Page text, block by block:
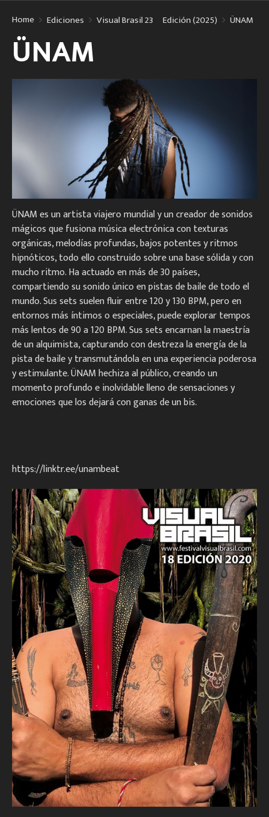
Home Ediciones Visual Brasil 23º Edición (2025) ÜNAM
ÜNAM
ÜNAM es un artista viajero mundial y un creador de sonidos
mágicos que fusiona música electrónica con texturas
orgánicas, melodías profundas, bajos potentes y ritmos
hipnóticos, todo ello construido sobre una base sólida y con
mucho ritmo.Ha actuado en más de 30 países,
compartiendo su sonido único en pistas de baile de todo el
mundo.Sus sets suelen fluir entre 120 y 130 BPM, pero en
entornos más íntimos o especiales, puede explorar tempos
más lentos de 90 a 120 BPM.Sus sets encarnan la maestría
de un alquimista, capturando con destreza la energía de la
pista de baile y transmutándola en una experiencia poderosa
y estimulante.ÜNAM hechiza al público, creando un
momento profundo e inolvidable lleno de sensaciones y
emociones que los dejará con ganas de un bis.
https://linktr.ee/unambeat